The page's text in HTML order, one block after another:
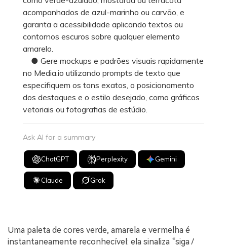
acompanhados de azul-marinho ou carvão, e
garanta a acessibilidade aplicando textos ou
contornos escuros sobre qualquer elemento
amarelo.
● Gere mockups e padrões visuais rapidamente
no Media.io utilizando prompts de texto que
especifiquem os tons exatos, o posicionamento
dos destaques e o estilo desejado, como gráficos
vetoriais ou fotografias de estúdio.
Ask AI for a summary
ChatGPT Perplexity Gemini
Claude Grok
Uma paleta de cores verde, amarela e vermelha é
instantaneamente reconhecível: ela sinaliza “siga /